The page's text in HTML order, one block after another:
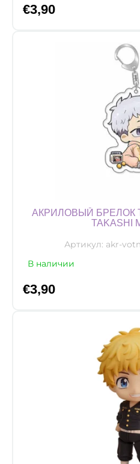
€3,90
АКРИЛОВЫЙ БРЕЛОК
TAKASHI
Артикул: akr-
В наличии
€3,90